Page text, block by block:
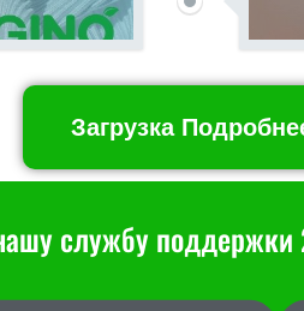
Загрузка
службу поддержки